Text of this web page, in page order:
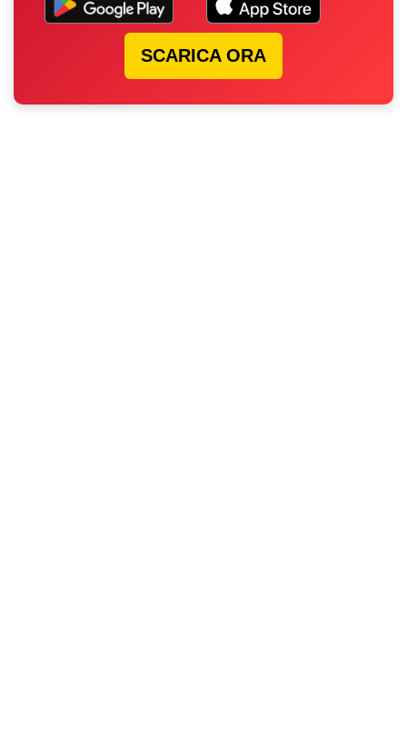
SCARICA ORA